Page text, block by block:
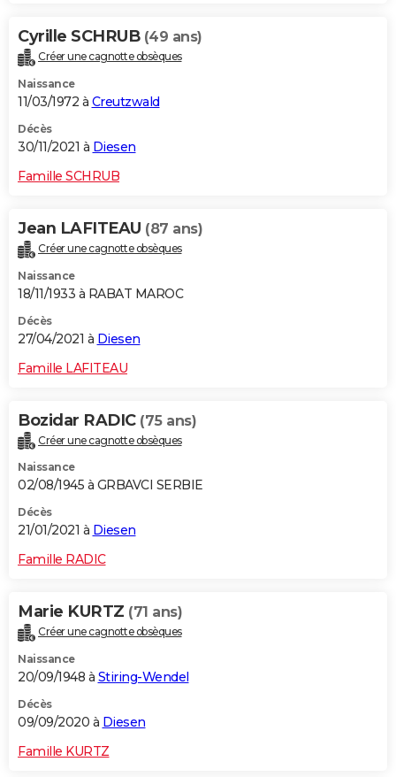
Cyrille SCHRUB (49 ans)
Créer une cagnotte obsèques
Naissance
11/03/1972 à Creutzwald
Décès
30/11/2021 à Diesen
Famille SCHRUB
Jean LAFITEAU (87 ans)
Créer une cagnotte obsèques
Naissance
18/11/1933 à RABAT MAROC
Décès
27/04/2021 à Diesen
Famille LAFITEAU
Bozidar RADIC (75 ans)
Créer une cagnotte obsèques
Naissance
02/08/1945 à GRBAVCI SERBIE
Décès
21/01/2021 à Diesen
Famille RADIC
Marie KURTZ (71 ans)
Créer une cagnotte obsèques
Naissance
20/09/1948 à Stiring-Wendel
Décès
09/09/2020 à Diesen
Famille KURTZ